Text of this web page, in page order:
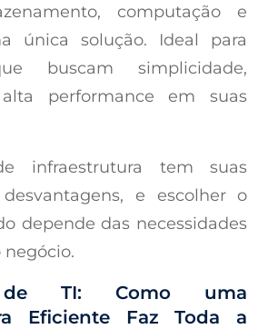
computação e
única solução. Ideal para
buscam simplicidade,
performance em suas
infraestrutura tem suas
e escolher o
depende das necessidades
negócio.
de TI: Como uma
Eficiente Faz Toda a